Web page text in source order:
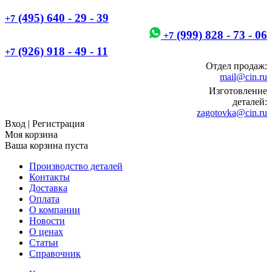
+7 (495) 640 - 29 - 39
+7 (999) 828 - 73 - 06
+7 (926) 918 - 49 - 11
Отдел продаж:
mail@cin.ru
Изготовление
деталей:
zagotovka@cin.ru
Вход | Регистрация
Моя корзина
Ваша корзина пуста
Производство деталей
Контакты
Доставка
Оплата
О компании
Новости
О ценах
Статьи
Справочник